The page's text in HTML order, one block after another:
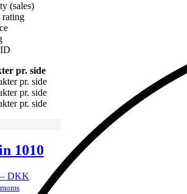
(sales)
rating
pr. side
pr. side
pr. side
pr. side
1010
– DKK